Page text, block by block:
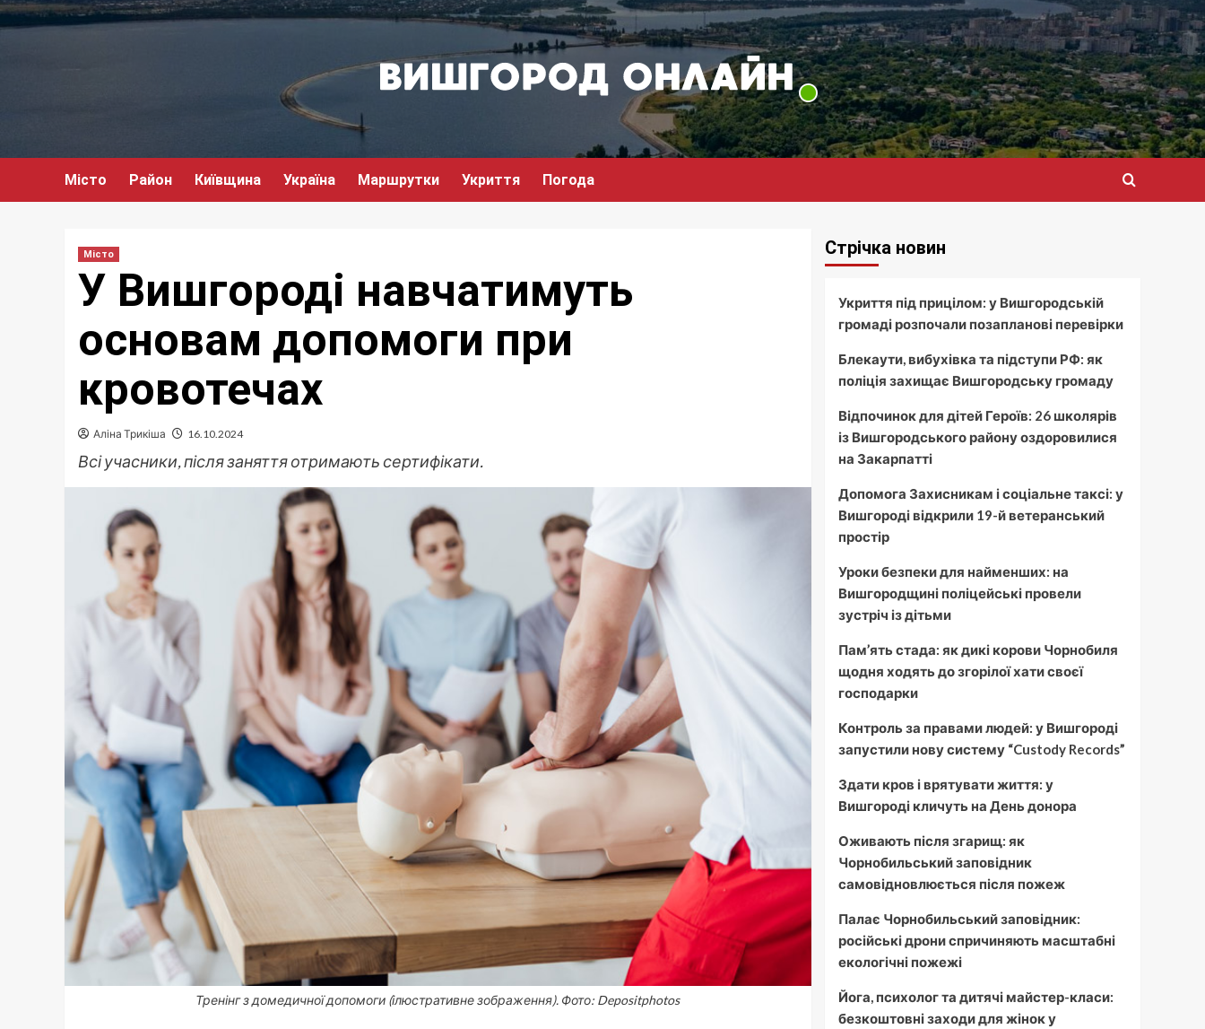
Перейти
до
Місто Район Київщина Україна Маршрутки Укриття Погода
Місто
У Вишгороді навчатимуть
основам допомоги при
кровотечах
Аліна Трикіша 16.10.2024
Всі учасники, після заняття отримають сертифікати.
Тренінг з домедичної допомоги (ілюстративне зображення). Фото: Depositphotos
Стрічка новин
Укриття під прицілом: у Вишгородській
громаді розпочали позапланові перевірки
Блекаути, вибухівка та підступи РФ: як
поліція захищає Вишгородську громаду
Відпочинок для дітей Героїв: 26 школярів
із Вишгородського району оздоровилися
на Закарпатті
Допомога Захисникам і соціальне таксі: у
Вишгороді відкрили 19-й ветеранський
простір
Уроки безпеки для найменших: на
Вишгородщині поліцейські провели
зустріч із дітьми
Пам’ять стада: як дикі корови Чорнобиля
щодня ходять до згорілої хати своєї
господарки
Контроль за правами людей: у Вишгороді
запустили нову систему “Custody Records”
Здати кров і врятувати життя: у
Вишгороді кличуть на День донора
Оживають після згарищ: як
Чорнобильський заповідник
самовідновлюється після пожеж
Палає Чорнобильський заповідник:
російські дрони спричиняють масштабні
екологічні пожежі
Йога, психолог та дитячі майстер-класи:
безкоштовні заходи для жінок у